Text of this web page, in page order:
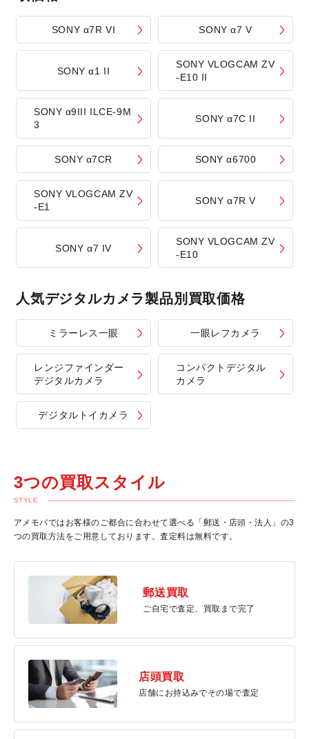
SONY α7R VI SONY α7 V
SONY α1 II
SONY VLOGCAM ZV
-E10 II
SONY α9III ILCE-9M
3
SONY α7C II
SONY α7CR SONY α6700
SONY VLOGCAM ZV
-E1
SONY α7R V
SONY α7 IV
SONY VLOGCAM ZV
-E10
人気デジタルカメラ製品別買取価格
ミラーレス一眼 一眼レフカメラ
レンジファインダー
デジタルカメラ
コンパクトデジタル
カメラ
デジタルトイカメラ
3つの買取スタイル
STYLE
アメモバではお客様のご都合に合わせて選べる「郵送・店頭・法人」の3
つの買取方法をご用意しております。査定料は無料です。
郵送買取
ご自宅で査定、買取まで完了
店頭買取
店舗にお持込みでその場で査定